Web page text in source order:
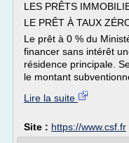
LES PRÊTS
LE PRÊT À TAUX
Le prêt à 0 % du
financer sans intérêt
résidence principale.
le montant
Lire la suite
Site : https://www.csf.fr